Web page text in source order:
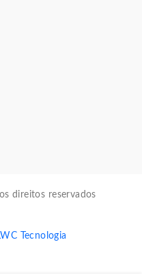
direitos reservados
Tecnologia